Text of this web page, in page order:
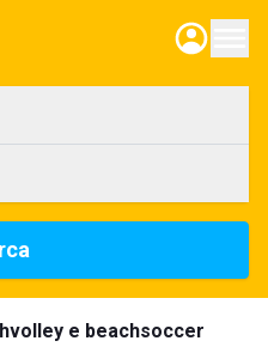
e beachsoccer